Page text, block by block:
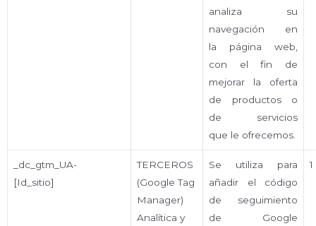
analiza su
navegación en
la página web,
con el fin de
mejorar la oferta
de productos o
de servicios
que le ofrecemos.
_dc_gtm_UA-
[Id_sitio]
TERCEROS
(Google Tag
Manager)
Analítica y
Se utiliza para
añadir el código
de seguimiento
de Google